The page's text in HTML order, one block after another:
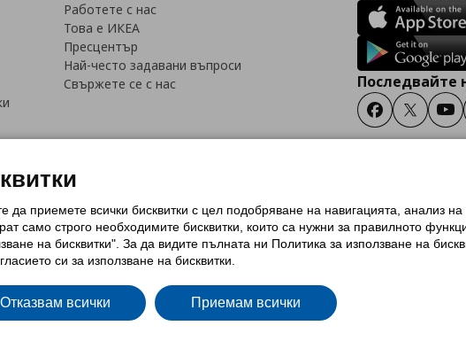
Работете с нас
Това е ИКЕА
Пресцентър
Най-често задавани въпроси
Свържете се с нас
Последвайте
FacebookTwitter
(Cookies)Избор на настройки за използване на бисквиткиУсловия за ползване
Политика за защита на личните данни на ikea.bg
Общи условия на програма IKEA
на програма IKEA Family
да приемете всички бисквитки с цел подобряване на навигацията, анализ
само строго необходимитe бисквитки, които са нужни за правилното
на бисквитки". За да видите пълната ни Политика за използване на
си за използване на бисквитки.
Отказвам всички Приемам всички